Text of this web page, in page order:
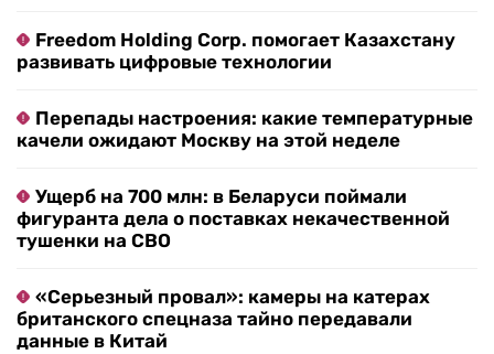
Freedom Holding Corp. помогает Казахстану
развивать цифровые технологии
Перепады настроения: какие температурные
качели ожидают Москву на этой неделе
Ущерб на 700 млн: в Беларуси поймали
фигуранта дела о поставках некачественной
тушенки на СВО
«Серьезный провал»: камеры на катерах
британского спецназа тайно передавали
данные в Китай